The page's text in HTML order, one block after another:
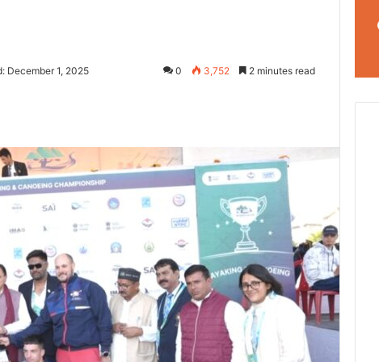
December 1, 2025 0 3,752 2 minutes read